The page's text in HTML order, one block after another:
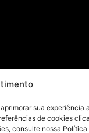
sua experiência
de cookies
consulte nossa Política